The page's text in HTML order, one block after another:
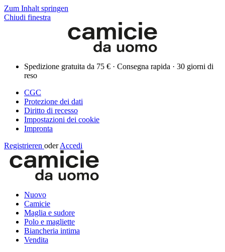
Zum Inhalt springen
Chiudi finestra
Spedizione gratuita da 75 € · Consegna rapida · 30 giorni di
reso
CGC
Protezione dei dati
Diritto di recesso
Impostazioni dei cookie
Impronta
Registrieren oder Accedi
Nuovo
Camicie
Maglia e sudore
Polo e magliette
Biancheria intima
Vendita